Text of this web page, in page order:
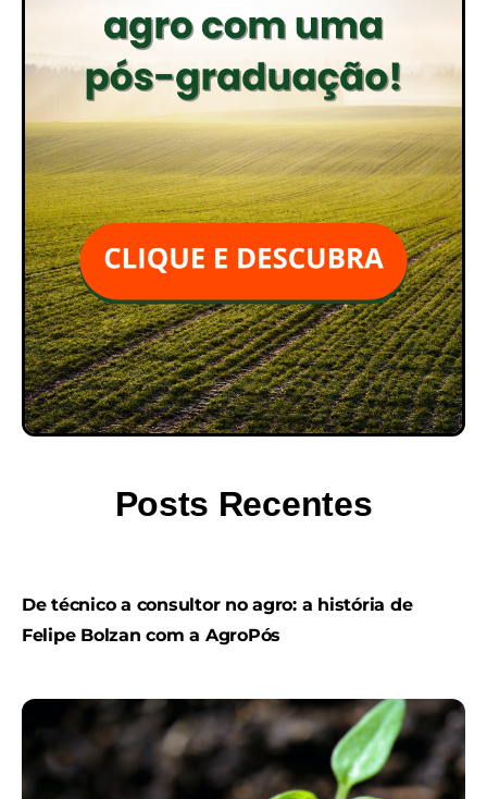
Posts Recentes
De técnico a consultor no agro: a história de
Felipe Bolzan com a AgroPós